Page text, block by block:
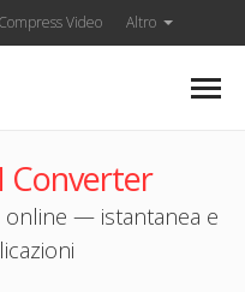
Compress Video Altro
Converter
online — istantanea e